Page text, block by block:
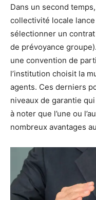
Dans un second
collectivité locale
sélectionner un
de prévoyance
une convention de
l’institution choisit la
agents. Ces derniers
niveaux de garantie
à noter que l’une ou
nombreux avantages